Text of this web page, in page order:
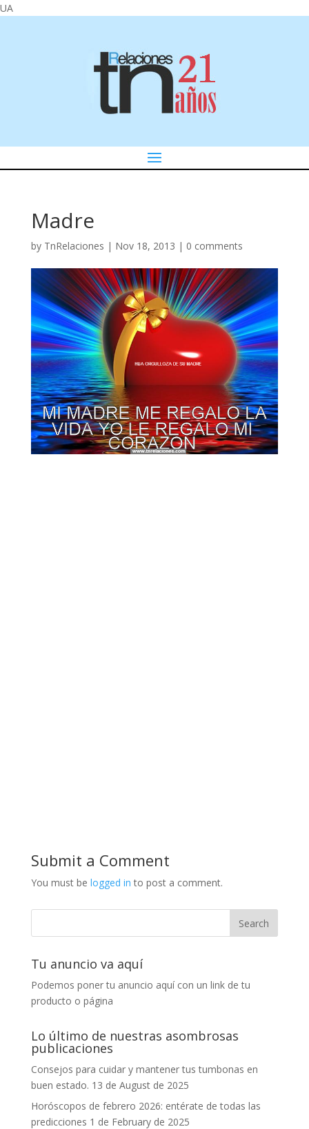
UA
Madre
by TnRelaciones | Nov 18, 2013 | 0 comments
Submit a Comment
You must be logged in to post a comment.
Tu anuncio va aquí
Podemos poner tu anuncio aquí con un link de tu
producto o página
Lo último de nuestras asombrosas
publicaciones
Consejos para cuidar y mantener tus tumbonas en
buen estado. 13 de August de 2025
Horóscopos de febrero 2026: entérate de todas las
predicciones 1 de February de 2025